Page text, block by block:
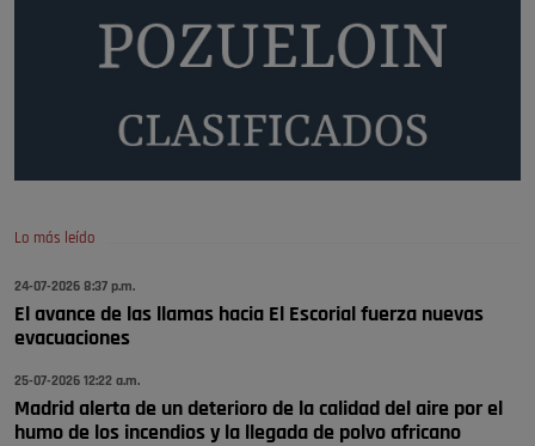
se va porke no tiene piscina 🤪🤪🤪
Pozuelo de Alarcón
todos, no vamos a notar …
🔴 EXCLUSIVA | El comisario de la …
A ver si llega alguno que de verdad le importe la seguridad de Pozuelo
Pozuelo de Alarcón
Lo más leído
24-07-2026 8:37 p.m.
El avance de las llamas hacia El Escorial fuerza nuevas
evacuaciones
25-07-2026 12:22 a.m.
Madrid alerta de un deterioro de la calidad del aire por el
humo de los incendios y la llegada de polvo africano